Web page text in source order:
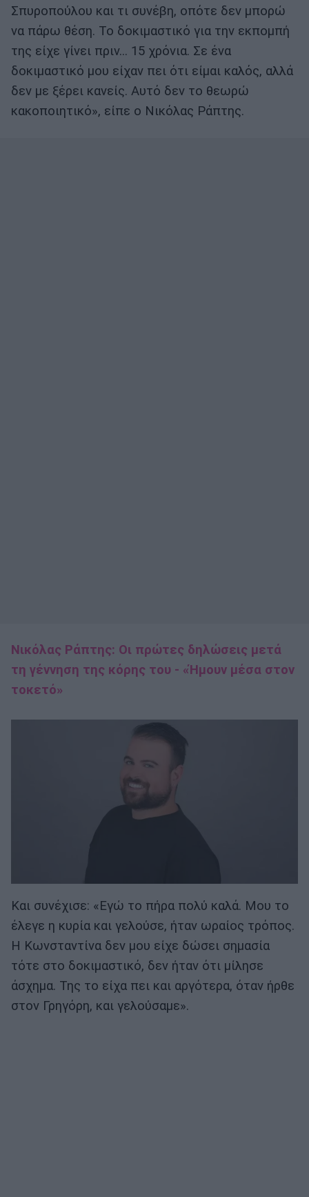
Σπυροπούλου και τι συνέβη, οπότε δεν μπορώ
να πάρω θέση. Το δοκιμαστικό για την εκπομπή
της είχε γίνει πριν… 15 χρόνια. Σε ένα
δοκιμαστικό μου είχαν πει ότι είμαι καλός, αλλά
δεν με ξέρει κανείς. Αυτό δεν το θεωρώ
κακοποιητικό», είπε ο Νικόλας Ράπτης.
Νικόλας Ράπτης: Οι πρώτες δηλώσεις μετά
τη γέννηση της κόρης του - «Ήμουν μέσα στον
τοκετό»
Και συνέχισε: «Εγώ το πήρα πολύ καλά. Μου το
έλεγε η κυρία και γελούσε, ήταν ωραίος τρόπος.
Η Κωνσταντίνα δεν μου είχε δώσει σημασία
τότε στο δοκιμαστικό, δεν ήταν ότι μίλησε
άσχημα. Της το είχα πει και αργότερα, όταν ήρθε
στον Γρηγόρη, και γελούσαμε».